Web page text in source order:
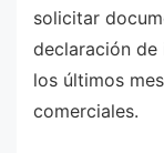
solicitar
declaración
los últimos
comerciales.